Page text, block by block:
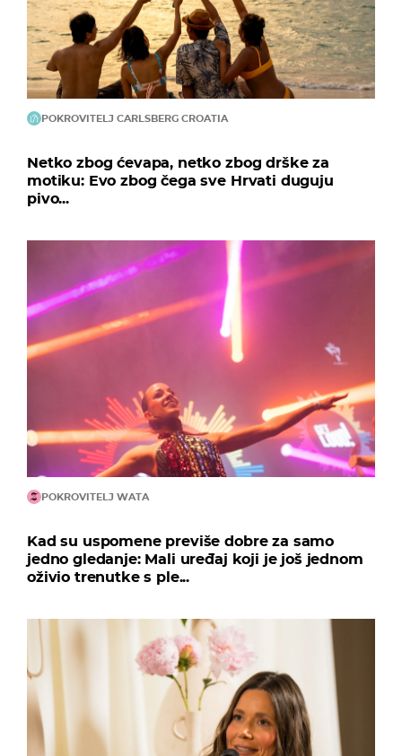
POKROVITELJ CARLSBERG CROATIA
Netko zbog ćevapa, netko zbog drške za
motiku: Evo zbog čega sve Hrvati duguju
pivo...
POKROVITELJ WATA
Kad su uspomene previše dobre za samo
jedno gledanje: Mali uređaj koji je još jednom
oživio trenutke s ple...